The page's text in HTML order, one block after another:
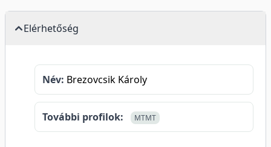
Elérhetőség
Név: Brezovcsik Károly
További profilok: MTMT